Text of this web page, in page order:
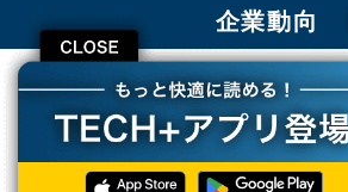
CLOSE
企業動向
TECH+ 企業IT
企業動向
アバナードが新オフィス - 目指したのは真にアジャ